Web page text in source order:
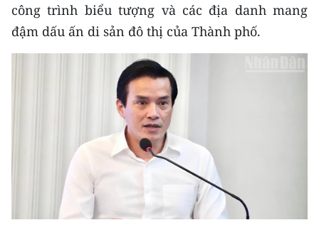
RADIO
MEDIA CENTER
Media Chính trị
Media Kinh tế
Media Văn hóa
công trình biểu tượng và các địa danh mang
đậm dấu ấn di sản đô thị của Thành phố.